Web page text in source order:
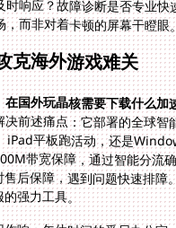
而非对着卡顿的屏幕干瞪眼
克海外游戏难关
在国外玩晶核需要下载什么加
前述痛点：它部署的全球
刷副本、iPad平板跑活动，还
和独享100M带宽保障，通过智
后保障，遇到问题快速排障
强力工具。